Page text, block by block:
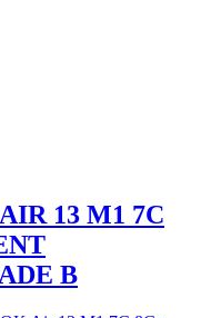
13 M1 7C
B